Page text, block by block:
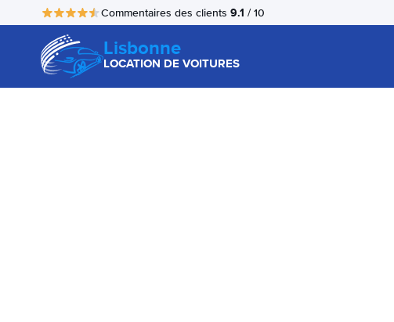
Commentaires des clients 9.1 / 10
Lisbonne
LOCATION DE VOITURES